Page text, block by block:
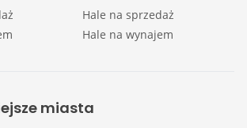
Hale na sprzedaż
Hale na wynajem
miasta